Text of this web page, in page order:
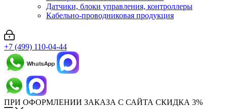
Датчики, блоки управления, контроллеры
Кабельно-проводниковая продукция
+7 (499) 110-04-44
ПРИ ОФОРМЛЕНИИ ЗАКАЗА С САЙТА СКИДКА 3%